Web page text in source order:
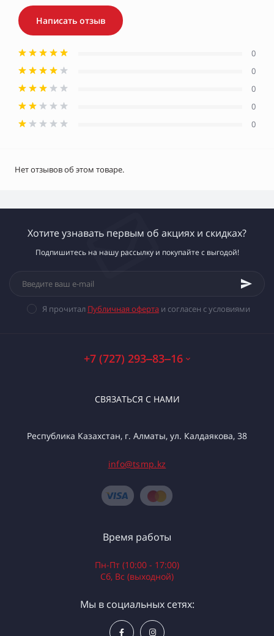
Написать отзыв
0
0
0
0
0
Нет отзывов об этом товаре.
Хотите узнавать первым об акциях и скидках?
Подпишитесь на нашу рассылку и покупайте с выгодой!
Я прочитал Публичная оферта и согласен с условиями
+7 (727) 293‒83‒16
СВЯЗАТЬСЯ С НАМИ
Республика Казахстан, г. Алматы, ул. Калдаякова, 38
info@tsmp.kz
Время работы
Пн-Пт (10:00 - 17:00)
Сб, Вс (выходной)
Мы в социальных сетях: